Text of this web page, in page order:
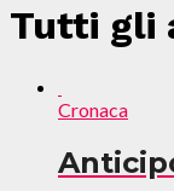
Tutti gli
Cronaca